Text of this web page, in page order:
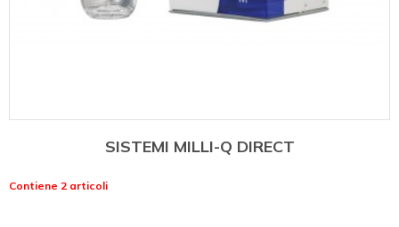
SISTEMI MILLI-Q DIRECT
Contiene 2 articoli